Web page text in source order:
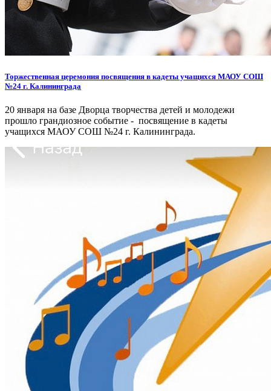
Торжественная церемония посвящения в кадеты учащихся МАОУ СОШ
№24 г. Калининграда
20 января на базе Дворца творчества детей и молодежи
прошло грандиозное событие - посвящение в кадеты
учащихся МАОУ СОШ №24 г. Калининграда.